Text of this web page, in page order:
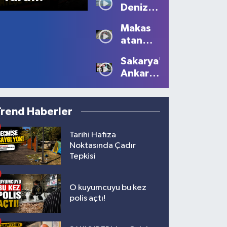
Kartpostallık
Manzaralar
Oluştu
Deniz
Tüm
Güzelliğiyle
Devam
Ediyor
Makas
atan
10 bin
lira ceza
Sakarya'dan
Ankara'ya
çağrısı
Haberler
Tarihi Hafıza
Noktasında Çadır
Tepkisi
O kuyumcuyu bu kez
polis açtı!